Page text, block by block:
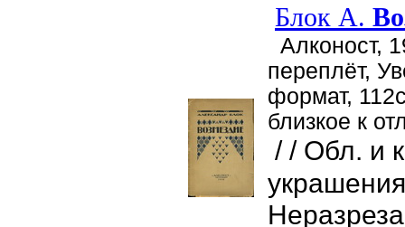
Блок А.
Алконост,
переплёт,
формат,
близкое к
/ / Обл. и